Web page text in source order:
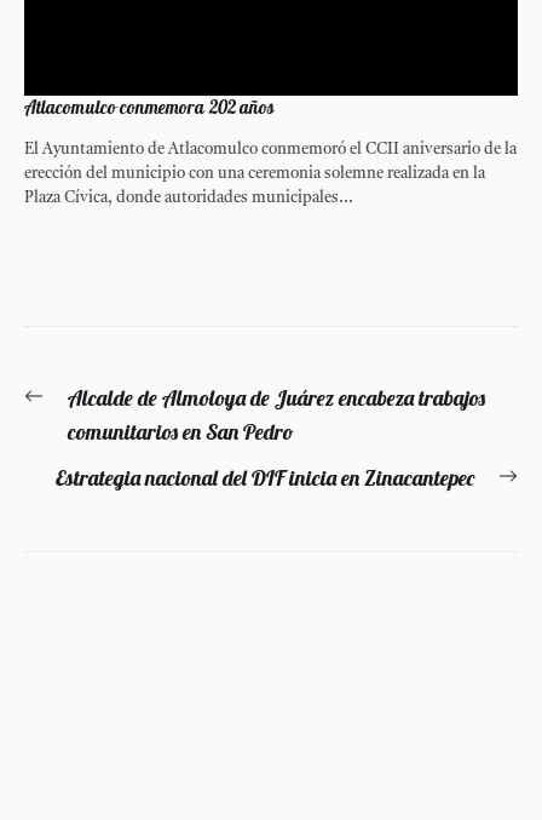
Atlacomulco conmemora 202 años
El Ayuntamiento de Atlacomulco conmemoró el CCII aniversario de la
erección del municipio con una ceremonia solemne realizada en la
Plaza Cívica, donde autoridades municipales...
Navegación
entradas
Entrada
anterior:
Alcalde de Almoloya de Juárez encabeza trabajos
comunitarios en San Pedro
Estrategia nacional del DIF inicia en Zinacantepec